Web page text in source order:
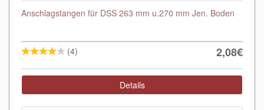
Anschlagstangen für DSS 263 mm u.270 mm Jen. Boden
(4) 2,08€
Details